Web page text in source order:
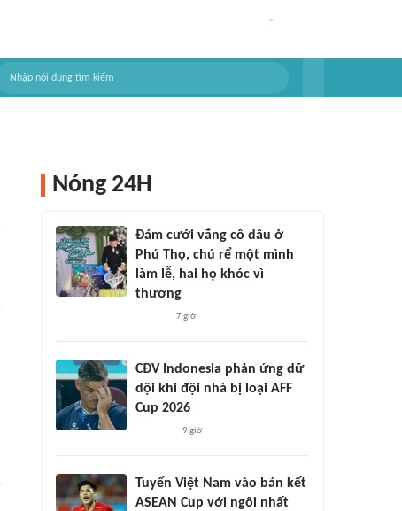
Nóng 24H
Đám cưới vắng cô dâu ở
Phú Thọ, chú rể một mình
làm lễ, hai họ khóc vì
thương
7 giờ
CĐV Indonesia phản ứng dữ
dội khi đội nhà bị loại AFF
Cup 2026
9 giờ
Tuyển Việt Nam vào bán kết
ASEAN Cup với ngôi nhất